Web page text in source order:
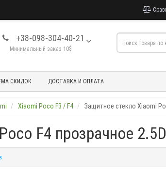
+38-098-304-40-21
Минимальный заказ 10$
СКИДОК ДОСТАВКА И ОПЛАТА
Xiaomi Poco F3 / F4 Защитное стекло Xiaomi
F4 прозрачное 2.5D